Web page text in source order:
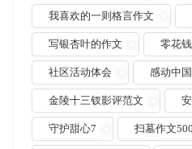
我喜欢的一则格言作文
写银杏叶的作文 零花
社区活动体会 感动中
金陵十三钗影评范文
守护甜心7 扫墓作文